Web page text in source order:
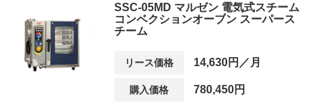
SSC-05MD マルゼン 電気式スチーム
コンベクションオーブン スーパース
チーム
リース価格 14,630円／月
購入価格 780,450円